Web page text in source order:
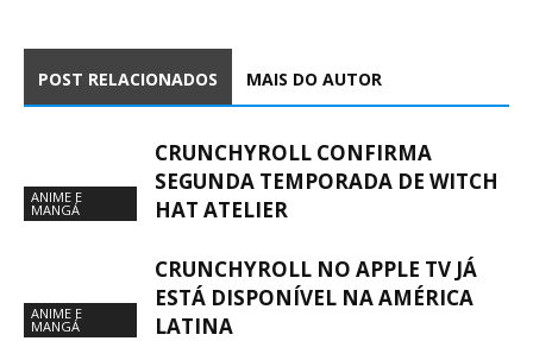
POST RELACIONADOS MAIS DO AUTOR
ANIME E
MANGÁ
CRUNCHYROLL CONFIRMA
SEGUNDA TEMPORADA DE WITCH
HAT ATELIER
ANIME E
MANGÁ
CRUNCHYROLL NO APPLE TV JÁ
ESTÁ DISPONÍVEL NA AMÉRICA
LATINA